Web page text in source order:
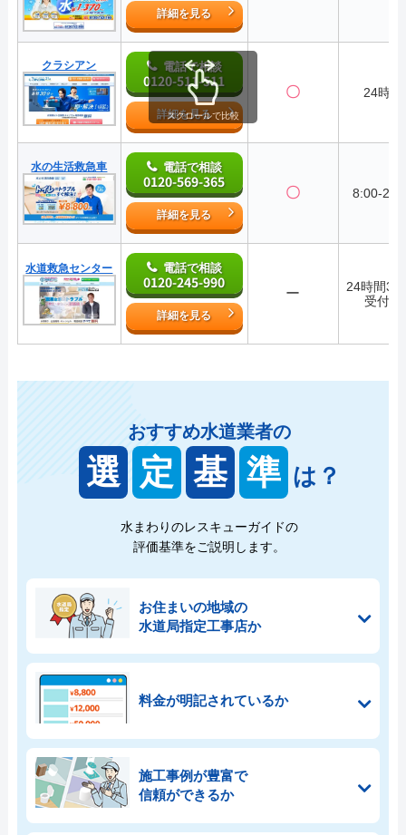
詳細を見る
クラシアン 電話で相談
0120-511-511
詳細を見る
〇 24時間
水の生活救急車 電話で相談
0120-569-365
詳細を見る
〇 8:00-
水道救急センター 電話で相談
0120-245-990
詳細を見る
ー
24時間
受付中
スクロールで比較
おすすめ水道業者の
選 定 基 準 は？
水まわりのレスキューガイドの
評価基準をご説明します。
お住まいの地域の
水道局指定工事店か
料金が明記されているか
施工事例が豊富で
信頼ができるか